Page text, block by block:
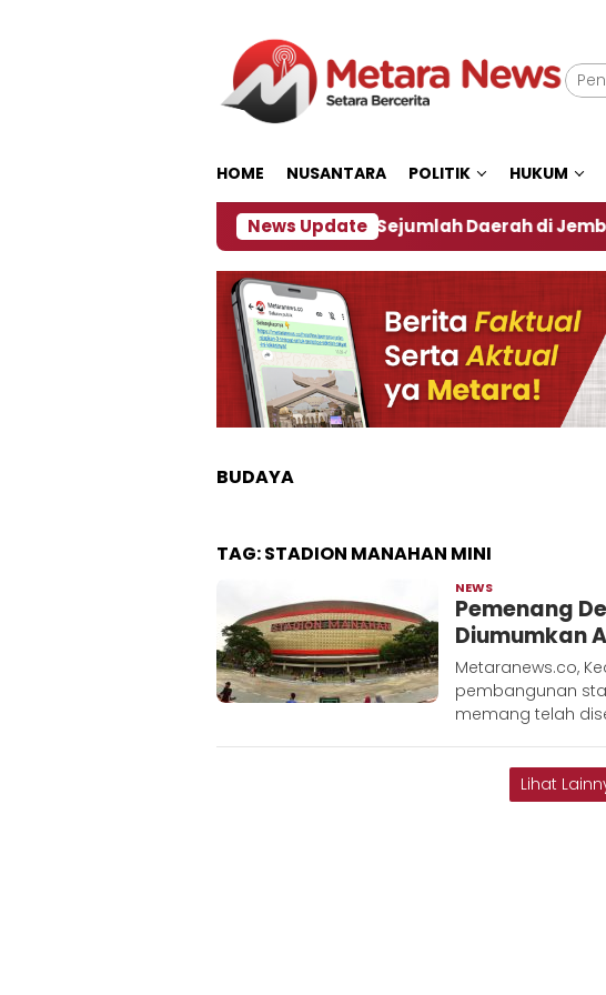
HOME NUSANTARA POLITIK HUKUM
News Update
Dampak El Nino, Sejumlah Daerah di Jember Alami
BUDAYA
TAG:STADION MANAHAN MINI
NEWS
Metaranews
Pemenang
Diumumkan
Metaranews.co,
pembangunan
memang telah
Lihat